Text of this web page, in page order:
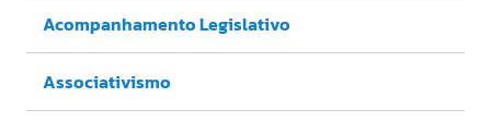
Acompanhamento Legislativo
Associativismo